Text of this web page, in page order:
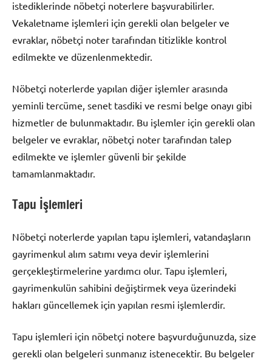
istediklerinde nöbetçi noterlere başvurabilirler.
Vekaletname işlemleri için gerekli olan belgeler ve
evraklar, nöbetçi noter tarafından titizlikle kontrol
edilmekte ve düzenlenmektedir.
Nöbetçi noterlerde yapılan diğer işlemler arasında
yeminli tercüme, senet tasdiki ve resmi belge onayı gibi
hizmetler de bulunmaktadır. Bu işlemler için gerekli olan
belgeler ve evraklar, nöbetçi noter tarafından talep
edilmekte ve işlemler güvenli bir şekilde
tamamlanmaktadır.
Tapu İşlemleri
Nöbetçi noterlerde yapılan tapu işlemleri, vatandaşların
gayrimenkul alım satımı veya devir işlemlerini
gerçekleştirmelerine yardımcı olur. Tapu işlemleri,
gayrimenkulün sahibini değiştirmek veya üzerindeki
hakları güncellemek için yapılan resmi işlemlerdir.
Tapu işlemleri için nöbetçi notere başvurduğunuzda, size
gerekli olan belgeleri sunmanız istenecektir. Bu belgeler